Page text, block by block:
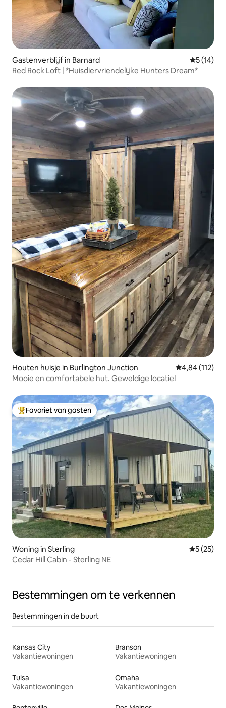
Gastenverblijf in Barnard
5 (14)
Red Rock Loft | *Huisdiervriendelijke Hunters Dream*
Houten huisje in Burlington Junction Gemiddelde
4,84 (112)
Mooie en comfortabele hut. Geweldige locatie!
Topfavoriet van gasten
Favoriet van gasten
Woning in Sterling
5 (25)
Cedar Hill Cabin - Sterling NE
Bestemmingen om te verkennen
Bestemmingen in de buurt
Kansas City
Vakantiewoningen
Branson
Vakantiewoningen
Tulsa
Vakantiewoningen
Omaha
Vakantiewoningen